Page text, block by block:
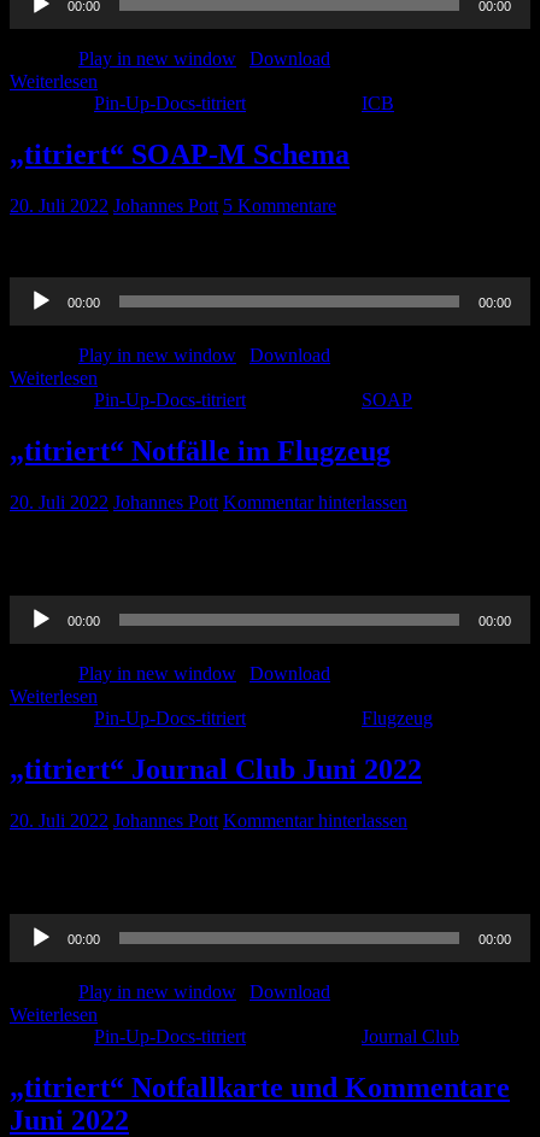
Player
00:00 00:00
Play in new window
Download
Weiterlesen
Pin-Up-Docs-titriert ICB
„titriert“ SOAP-M Schema
20. Juli 2022 Johannes Pott 5 Kommentare
Audio-
Player
00:00 00:00
Play in new window
Download
Weiterlesen
Pin-Up-Docs-titriert SOAP
„titriert“ Notfälle im Flugzeug
20. Juli 2022 Johannes Pott Kommentar hinterlassen
Audio-
Player
00:00 00:00
Play in new window
Download
Weiterlesen
Pin-Up-Docs-titriert Flugzeug
„titriert“ Journal Club Juni 2022
20. Juli 2022 Johannes Pott Kommentar hinterlassen
Audio-
Player
00:00 00:00
Play in new window
Download
Weiterlesen
Pin-Up-Docs-titriert Journal Club
„titriert“ Notfallkarte und Kommentare
Juni 2022